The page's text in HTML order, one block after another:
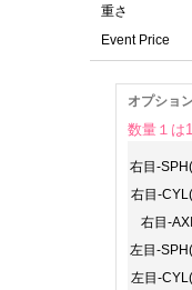
重さ
Event Price
オプショ
数量１は
右目-
右目-
右目-
左目-
左目-